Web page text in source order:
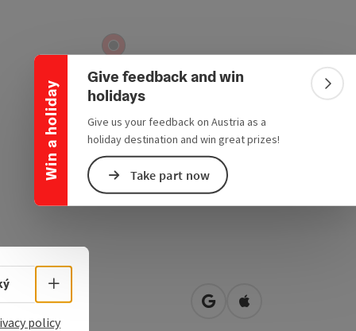
Win a holiday
Collapse banner
Give feedback and win
holidays
Give us your feedback on Austria as a
holiday destination and win great prizes!
Take part now
1
open in Google Maps
Open in Apple
Select language - Open menu
policy